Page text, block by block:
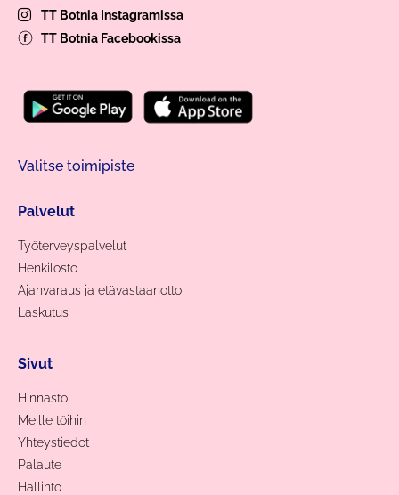
TT Botnia Instagramissa
TT Botnia Facebookissa
Valitse toimipiste
Palvelut
Työterveyspalvelut
Henkilöstö
Ajanvaraus ja etävastaanotto
Laskutus
Sivut
Hinnasto
Meille töihin
Yhteystiedot
Palaute
Hallinto